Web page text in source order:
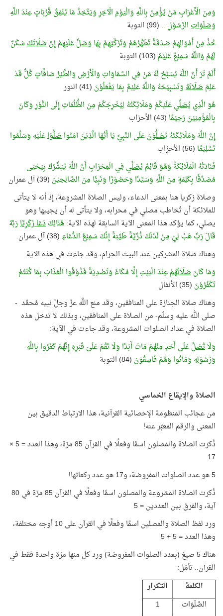
وَمِنَ الْأَعْرَابِ مَنْ يُؤْمِنُ بِاللَّهِ وَالْيَوْمِ الْآخِرِ وَيَتَّخِذُ مَا يُنْفِقُ قُرُبَاتٍ عِنْدَ اللَّهِ
وَصَلَوَاتِالرَّسُوْلِ .. (99) التوبة
خُذْ مِنْ أَمْوَالِهِمْ صَدَقَةً تُطَهِّرُهُمْ وَتُزَكِّيْهِمْ بِهَا وَصَلِّعَلَيْهِمْ إِنَّصَلَاتَكَسَكَنٌ
لَهُمْ وَاللَّهُ سَمِيْعٌ عَلِيْمٌ (103) التوبة
أَلَمْ تَرَ أَنَّ اللَّهَ يُسَبِّحُ لَهُ مَنْ فِي السَّمَاوَاتِ وَالْأَرْضِ وَالطَّيْرُ صَافَّاتٍ كُلٌّ قَدْ
عَلِمَصَلَاتَهُوَتَسْبِيْحَهُ وَاللَّهُ عَلِيْمٌ بِمَا يَفْعَلُوْنَ (41) النور
هُوَ الَّذِي يُصَلِّيعَلَيْكُمْ وَمَلَائِكَتُهُ لِيُخْرِجَكُمْ مِنَ الظُّلُمَاتِ إِلَى النُّوْرِ وَكَانَ
بِالْمُؤْمِنِيْنَ رَحِيْمًا (43) الأحزاب
إِنَّ اللَّهَ وَمَلَائِكَتَهُ يُصَلُّوْنَعَلَى النَّبِيِّ يَا أَيُّهَا الَّذِيْنَ آمَنُواصَلُّوْاعَلَيْهِ وَسَلِّمُوا
تَسْلِيْمًا (56) الأحزاب
فَنَادَتْهُ الْمَلَائِكَةُ وَهُوَ قَائِمٌ يُصَلِّي فِي الْمِحْرَابِ أَنَّ اللَّهَ يُبَشِّرُكَ بِيَحْيَى
مُصَدِّقًا بِكَلِمَةٍ مِنَ اللَّهِ وَسَيِّدًا وَحَصُوْرًا وَنَبِيًّا مِنَ الصَّالِحِيْنَ (39) آل عمران
وصلاة زكريا هنا بمعنى الدعاء، وليس الصلاة المشروعة، إذ أنه لا يتأتى
للملائكة أن تُخاطب مصلي في محرابه، ولا يتأتى له أن يجيبها وهو
يصلي، كما يؤكد هذا المعنى الآية السابقة لهذه الآية:هُنَالِكَدَعَا زَكَرِيَّارَبَّهُ
قَالَ رَبِّ هَبْ لِيْ مِنْ لَدُنْكَ ذُرِّيَّةً طَيِّبَةً إِنَّكَ سَمِيْعُ الدُّعَاءِ (38) آل عمران.
وهناك صلاة المشركين عند البيت الحرام، وقد جاءت في هذه الآية:
وَمَا كَانَصَلَاتُهُمْعِنْدَ الْبَيْتِ إِلَّا مُكَاءً وَتَصْدِيَةً فَذُوْقُوا الْعَذَابَ بِمَا كُنْتُمْ
تَكْفُرُوْنَ (35) الأنفال
وهناك صلاة الجنازة على المنافقين، وقد منع اللَّه عزّ وجلّ نبيه مُحمَّد -
صلى الله عليه وسلّم- من الصلاة على المنافقين، وبذلك لا تدخل هذه
الصلاة في عداد الصلوات المشروعة، وقد جاءت في الآية:
وَلَاتُصَلِّعَلَى أَحَدٍ مِنْهُمْ مَاتَ أَبَدًا وَلَا تَقُمْ عَلَىَ قَبْرِهِ إِنَّهُمْ كَفَرُوا بِاللَّهِ
وَرَسُوْلِهِ وَمَاتُوا وَهُمْ فَاسِقُوْنَ (84) التوبة
الصلاة والإيقاع الخماسي
من عجائب المنظومة الإحصائية القرآنية، هذا الارتباط الدقيق بين
المعنى والرقم المعبّر عنه!
ذُكرت الصلاة والمصلون اسمًا وفعلًا في القرآن 85 مرّة، وهذا العدد = 5 ×
17
5 هو عدد الصلوات المفروضة، و17 هو عدد ركعاتها!
ذُكرت الصلاة المشروعة والمصلون اسمًا وفعلًا في القرآن 85 مرّة في 80
آية، والفرق بين العددين = 5
ورد لفظ الصلاة والمصلين اسمًا وفعلًا في القرآن على 10 أوجه مختلفة،
وهذا العدد = 5 + 5
هناك 5 صيغ (بعدد الصلوات المفروضة) ورد كل منها مرّة واحدة فقط في
القرآن.. تأمّل:
الكلمة
التكرار
الصَّلَوَات
1